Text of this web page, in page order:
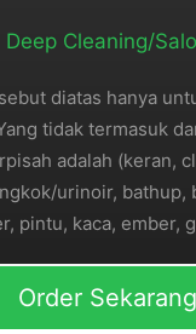
Deep Cleaning/
diatas hanya
tidak termasuk
adalah (keran,
urinoir, bathup,
pintu, kaca, ember,
Order Sekarang